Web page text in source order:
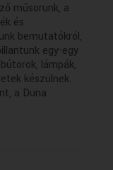
műsorunk, a
és
bemutatókról,
egy-egy
lámpák,
készülnek.
a Duna
a teletext.